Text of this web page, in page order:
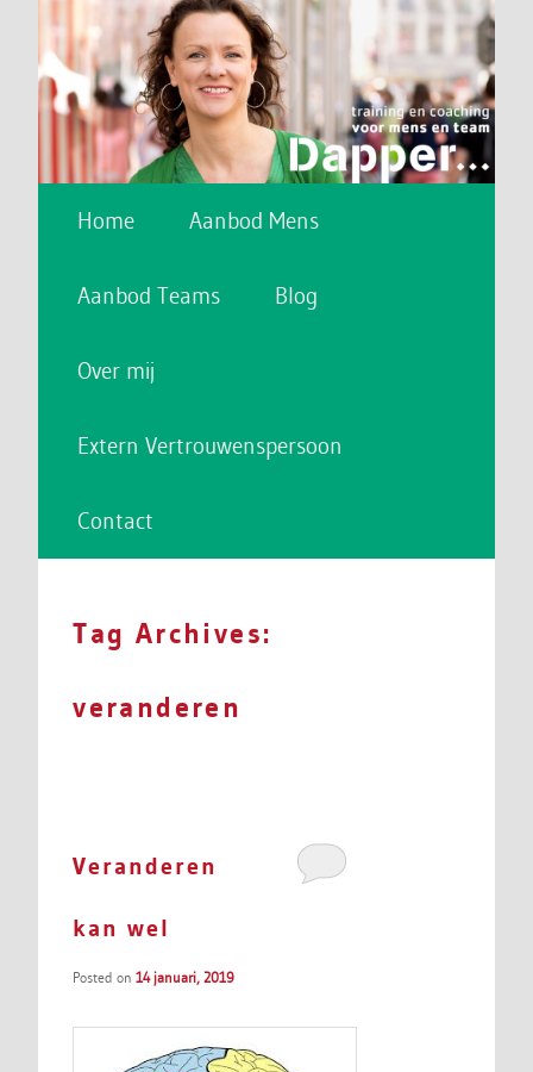
Skip to primary content
Skip to secondary content
Home Aanbod Mens
Aanbod Teams Blog
Over mij
Extern Vertrouwenspersoon
Contact
Tag Archives:
veranderen
Veranderen
kan wel
Posted on14 januari, 2019